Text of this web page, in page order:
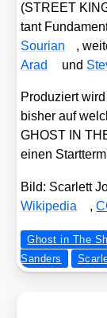
(STREET
tant
Sou­ri­an
,
Arad
und
Pro­du­ziert
bis­her auf
GHOST IN
einen
Bild: Scar­lett
Wiki­pe­dia
,
Ghost in The
Sanders